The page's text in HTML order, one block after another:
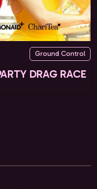
Ground Control
DRAG RACE